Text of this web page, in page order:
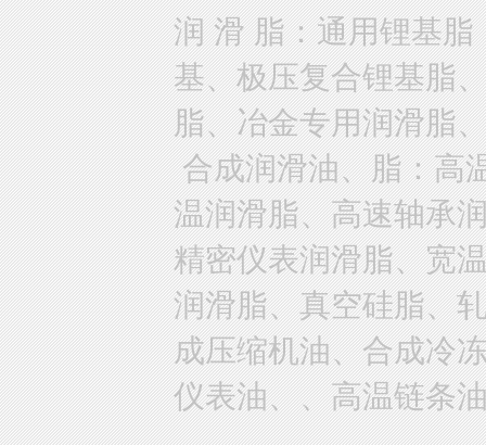
润 滑 脂：通用锂基
基、极压复合锂基脂
脂、冶金专用润滑脂
合成润滑油、脂：高
温润滑脂、高速轴承
精密仪表润滑脂、宽
润滑脂、真空硅脂、
成压缩机油、合成冷
仪表油、、高温链条